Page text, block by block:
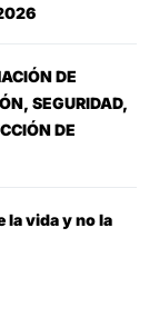
DE
SEGURIDAD,
DE
la vida y no la